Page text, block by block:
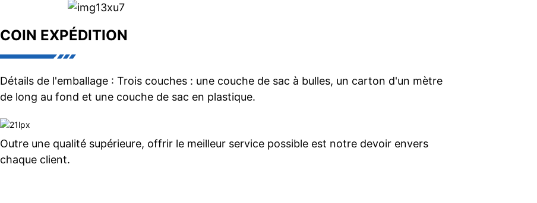
COIN EXPÉDITION
Détails de l'emballage : Trois couches : une couche de sac à bulles, un carton d'un mètre
de long au fond et une couche de sac en plastique.
Outre une qualité supérieure, offrir le meilleur service possible est notre devoir envers
chaque client.